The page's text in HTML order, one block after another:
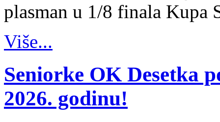
plasman u 1/8 finala Kupa
Više...
Seniorke OK Desetka
2026. godinu!